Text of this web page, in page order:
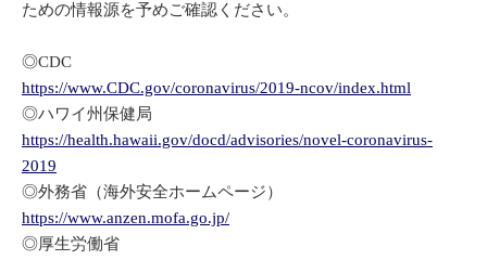
ための情報源を予めご確認ください。
◎CDC
https://www.CDC.gov/coronavirus/2019-ncov/index.html
◎ハワイ州保健局
https://health.hawaii.gov/docd/advisories/novel-coronavirus-
2019
◎外務省（海外安全ホームページ）
https://www.anzen.mofa.go.jp/
◎厚生労働省